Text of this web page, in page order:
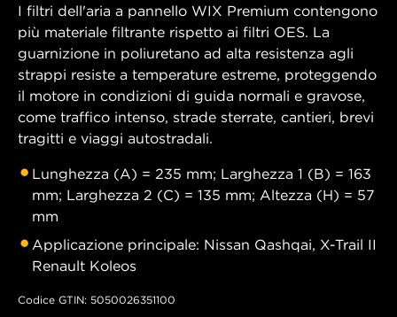
I filtri dell'aria a pannello WIX Premium contengono
più materiale filtrante rispetto ai filtri OES. La
guarnizione in poliuretano ad alta resistenza agli
strappi resiste a temperature estreme, proteggendo
il motore in condizioni di guida normali e gravose,
come traffico intenso, strade sterrate, cantieri, brevi
tragitti e viaggi autostradali.
Lunghezza (A) = 235 mm; Larghezza 1 (B) = 163
mm; Larghezza 2 (C) = 135 mm; Altezza (H) = 57
mm
Applicazione principale: Nissan Qashqai, X-Trail II
Renault Koleos
Codice GTIN: 5050026351100